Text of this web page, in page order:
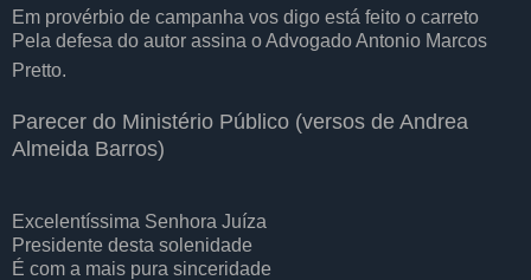
Em provérbio de campanha vos digo está feito o carreto
Pela defesa do autor assina o Advogado Antonio Marcos
Pretto.
Parecer do Ministério Público (versos de Andrea
Almeida Barros)
Excelentíssima Senhora Juíza
Presidente desta solenidade
É com a mais pura sinceridade